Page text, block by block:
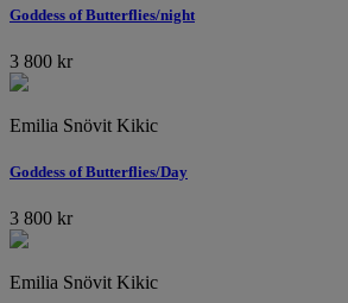
Goddess of Butterflies/night
3 800 kr
Emilia Snövit Kikic
Goddess of Butterflies/Day
3 800 kr
Emilia Snövit Kikic